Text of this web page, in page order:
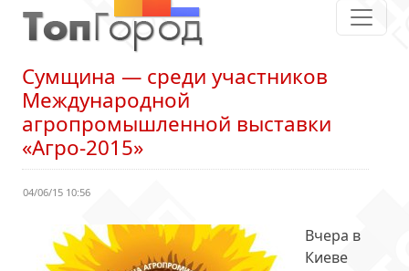
Сумщина — среди участников
Международной
агропромышленной выставки
«Агро-2015»
04/06/15 10:56
Вчера в
Киеве